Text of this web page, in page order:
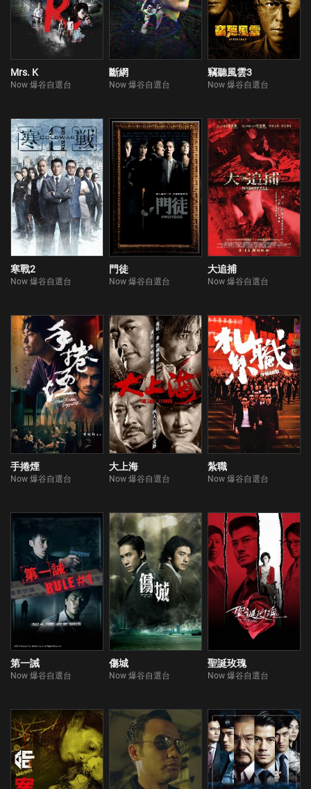
Mrs. K
Now 爆谷自選台
斷網
Now 爆谷自選台
竊聽風雲3
Now 爆谷自選台
寒戰2
Now 爆谷自選台
門徒
Now 爆谷自選台
大追捕
Now 爆谷自選台
手捲煙
Now 爆谷自選台
大上海
Now 爆谷自選台
紮職
Now 爆谷自選台
第一誡
Now 爆谷自選台
傷城
Now 爆谷自選台
聖誕玫瑰
Now 爆谷自選台